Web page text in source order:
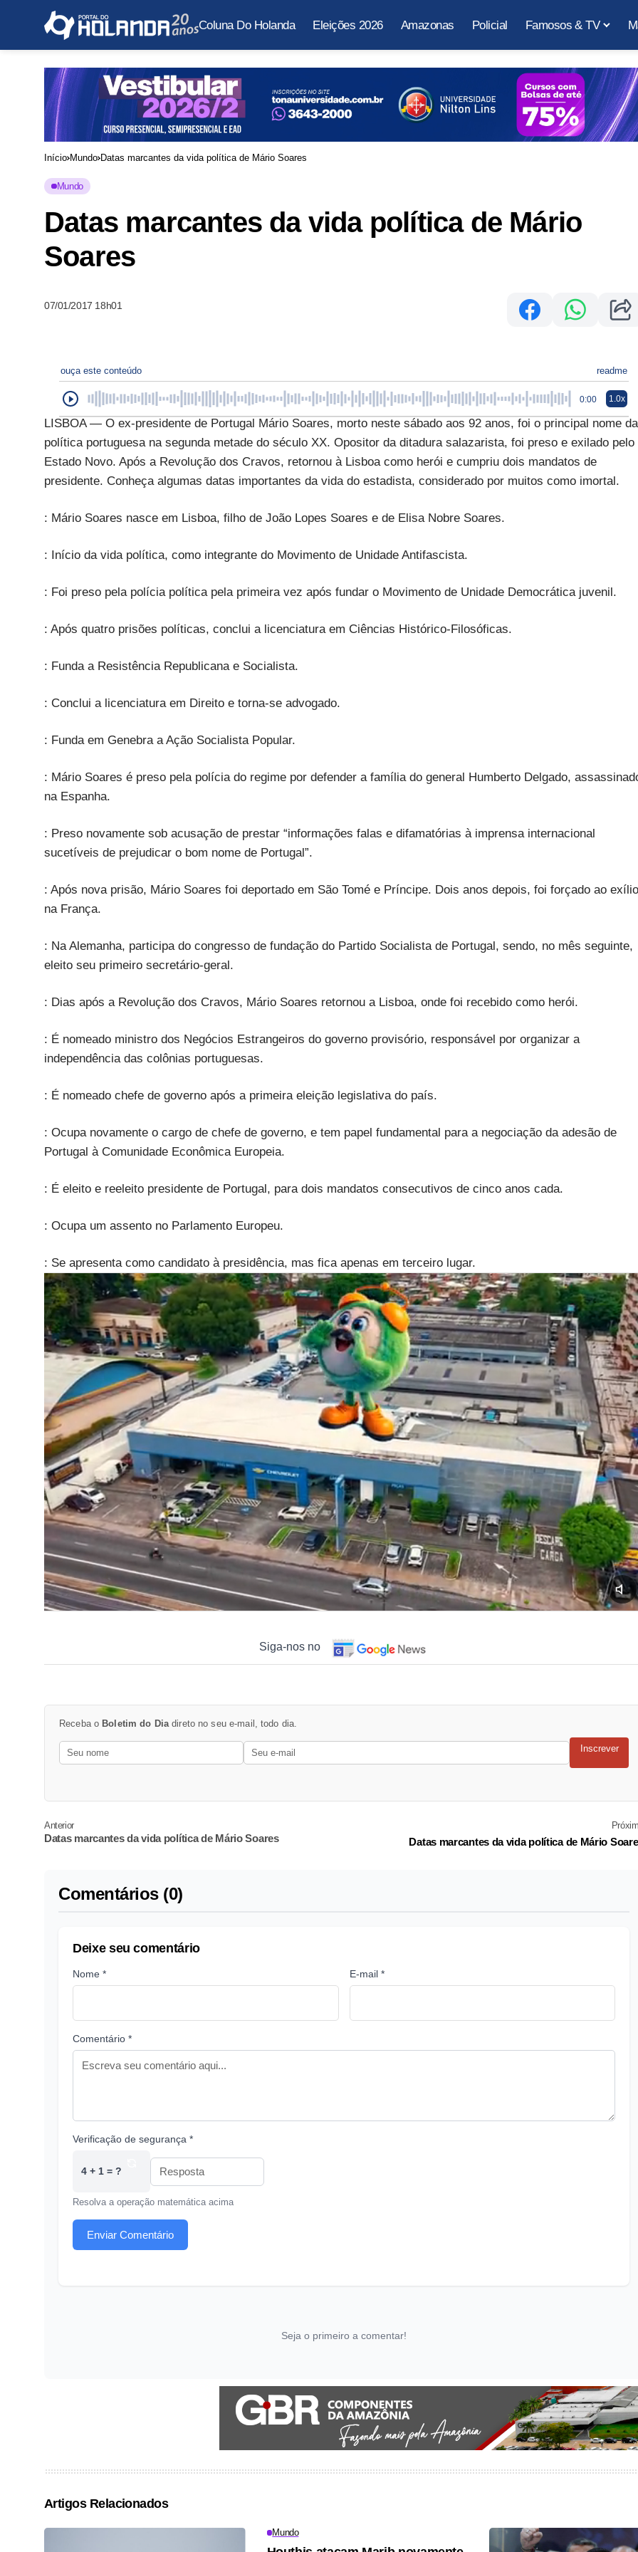
Coluna Do Holanda Eleições 2026 Amazonas Policial Famosos & TV
Início Mundo Datas marcantes da vida política de Mário Soares
Mundo
Datas marcantes da vida política de Mário
Soares
07/01/2017 18h01
ouça este conteúdo readme
0:00 1.0x
LISBOA — O ex-presidente de Portugal Mário Soares, morto neste sábado aos 92 anos, foi o principal nome da
política portuguesa na segunda metade do século XX. Opositor da ditadura salazarista, foi preso e exilado pelo
Estado Novo. Após a Revolução dos Cravos, retornou à Lisboa como herói e cumpriu dois mandatos de
presidente. Conheça algumas datas importantes da vida do estadista, considerado por muitos como imortal.
: Mário Soares nasce em Lisboa, filho de João Lopes Soares e de Elisa Nobre Soares.
: Início da vida política, como integrante do Movimento de Unidade Antifascista.
: Foi preso pela polícia política pela primeira vez após fundar o Movimento de Unidade Democrática juvenil.
: Após quatro prisões políticas, conclui a licenciatura em Ciências Histórico-Filosóficas.
: Funda a Resistência Republicana e Socialista.
: Conclui a licenciatura em Direito e torna-se advogado.
: Funda em Genebra a Ação Socialista Popular.
: Mário Soares é preso pela polícia do regime por defender a família do general Humberto Delgado,
na Espanha.
: Preso novamente sob acusação de prestar “informações falas e difamatórias à imprensa internacional
sucetíveis de prejudicar o bom nome de Portugal”.
: Após nova prisão, Mário Soares foi deportado em São Tomé e Príncipe. Dois anos depois, foi forçado ao exílio
na França.
: Na Alemanha, participa do congresso de fundação do Partido Socialista de Portugal, sendo, no mês seguinte,
eleito seu primeiro secretário-geral.
: Dias após a Revolução dos Cravos, Mário Soares retornou a Lisboa, onde foi recebido como herói.
: É nomeado ministro dos Negócios Estrangeiros do governo provisório, responsável por organizar a
independência das colônias portuguesas.
: É nomeado chefe de governo após a primeira eleição legislativa do país.
: Ocupa novamente o cargo de chefe de governo, e tem papel fundamental para a negociação da adesão de
Portugal à Comunidade Econômica Europeia.
: É eleito e reeleito presidente de Portugal, para dois mandatos consecutivos de cinco anos cada.
: Ocupa um assento no Parlamento Europeu.
: Se apresenta como candidato à presidência, mas fica apenas em terceiro lugar.
Siga-nos no
Receba o Boletim do Diadireto no seu e-mail, todo dia.
Inscrever
Anterior
Datas marcantes da vida política de Mário Soares Datas marcantes da vida política de Mário
Comentários (0)
Deixe seu comentário
Nome * E-mail *
Comentário *
Verificação de segurança *
4 + 1 = ?
Resolva a operação matemática acima
Enviar Comentário
Seja o primeiro a comentar!
Artigos Relacionados
Mundo